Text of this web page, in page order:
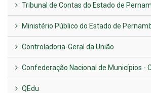
Tribunal de Contas do Estado de
Ministério Público do Estado de
Controladoria-Geral da União
Confederação Nacional de Municípios -
QEdu